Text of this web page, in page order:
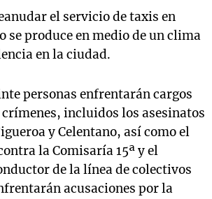
el servicio de taxis en
se produce en medio de un clima
en la ciudad.
personas enfrentarán cargos
incluidos los asesinatos
y Celentano, así como el
la Comisaría 15ª y el
de la línea de colectivos
acusaciones por la